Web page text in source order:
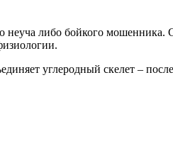
неуча либо бойкого мошенника.
углеродный скелет –